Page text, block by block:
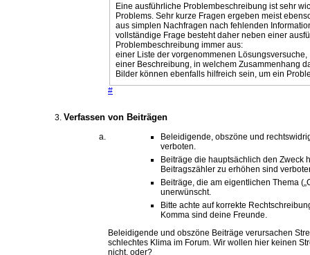
Eine ausführliche Problembeschreibung ist sehr
Problems. Sehr kurze Fragen ergeben meist
aus simplen Nachfragen nach fehlenden
vollständige Frage besteht daher neben einer
Problembeschreibung immer aus:
einer Liste der vorgenommenen Lösungsversuche,
einer Beschreibung, in welchem Zusammenhang
Bilder können ebenfalls hilfreich sein, um ein
#
Verfassen von Beiträgen
Beleidigende, obszöne und
verboten.
Beiträge die hauptsächlich den Zweck
Beitragszähler zu erhöhen sind
Beiträge, die am eigentlichen Thema
unerwünscht.
Bitte achte auf korrekte
Komma sind deine Freunde.
Beleidigende und obszöne Beiträge verursachen
schlechtes Klima im Forum. Wir wollen hier keinen
nicht, oder?